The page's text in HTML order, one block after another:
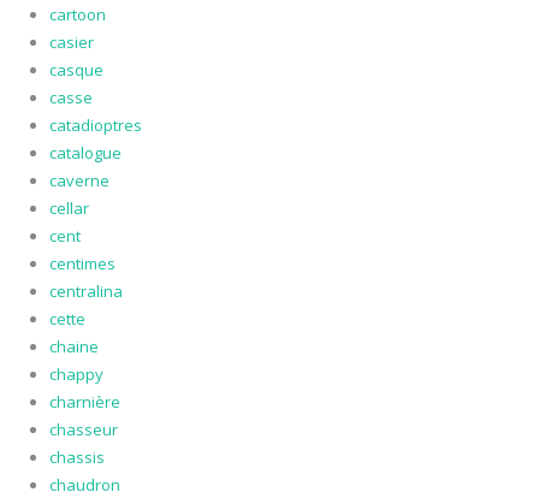
cartoon
casier
casque
casse
catadioptres
catalogue
caverne
cellar
cent
centimes
centralina
cette
chaine
chappy
charnière
chasseur
chassis
chaudron